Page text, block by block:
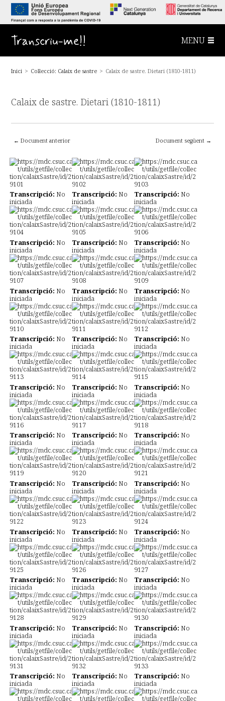
t
c
Transcriu-me!! MENU
Calaix de sastre. Dietari (1810-1811)
Inici > Col·lecció: Calaix de sastre > Calaix de sastre. Dietari (1810-1811)
Transcripció: No
iniciada
Transcripció: No
iniciada
Transcripció: No
iniciada
Transcripció: No
iniciada
Transcripció: No
iniciada
Transcripció: No
iniciada
Transcripció: No
iniciada
Transcripció: No
iniciada
Transcripció: No
iniciada
Transcripció: No
iniciada
Transcripció: No
iniciada
Transcripció: No
iniciada
Transcripció: No
iniciada
Transcripció: No
iniciada
Transcripció: No
iniciada
Transcripció: No
iniciada
Transcripció: No
iniciada
Transcripció: No
iniciada
Transcripció: No
iniciada
Transcripció: No
iniciada
Transcripció: No
iniciada
Transcripció: No
iniciada
Transcripció: No
iniciada
Transcripció: No
iniciada
Transcripció: No
iniciada
Transcripció: No
iniciada
Transcripció: No
iniciada
Transcripció: No
iniciada
Transcripció: No
iniciada
Transcripció: No
iniciada
Transcripció: No
iniciada
Transcripció: No
iniciada
Transcripció: No
iniciada
← Document anterior Document següent →